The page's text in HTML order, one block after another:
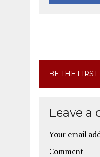
BE THE
Leave a
Your email
Comment